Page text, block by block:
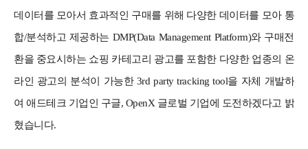
데이터를 모아서 효과적인 구매를 위해 다양한 데이터를 모아 통
합/분석하고 제공하는 DMP(Data Management Platform)와 구매전
환을 중요시하는 쇼핑 카테고리 광고를 포함한 다양한 업종의 온
라인 광고의 분석이 가능한 3rd party tracking tool을 자체 개발하
여 애드테크 기업인 구글, OpenX 글로벌 기업에 도전하겠다고 밝
혔습니다.